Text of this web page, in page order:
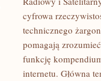
SIECIcyfrowa
technicznego
pomagają
funkcję
internetu. Główna